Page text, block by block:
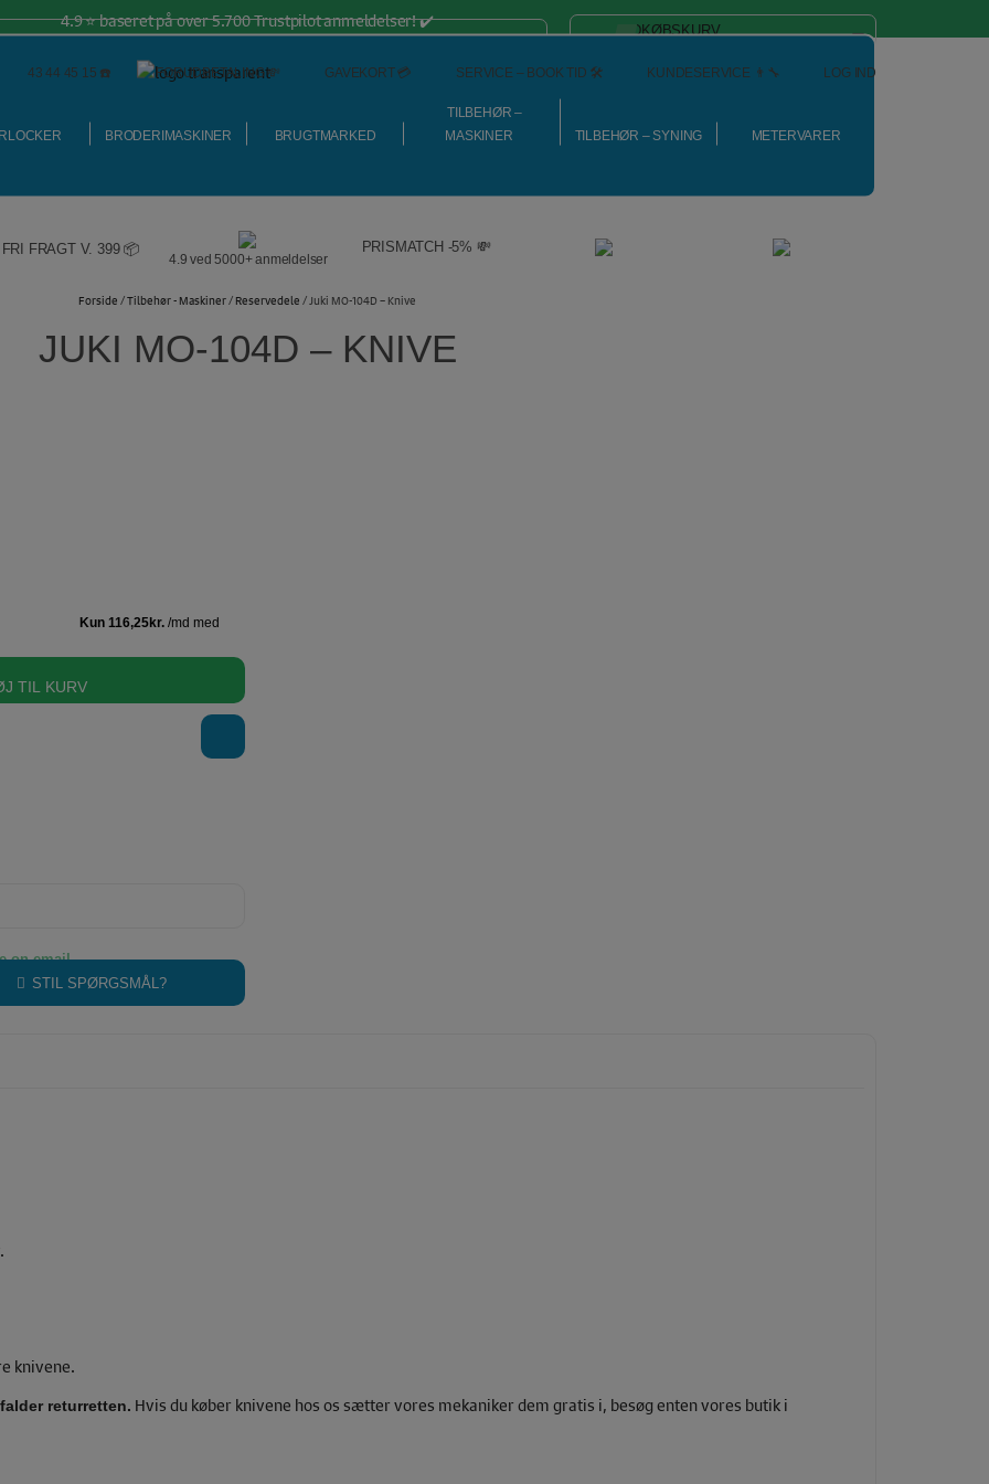
4.9 ⭐️ baseret på over 5.700 Trustpilot anmeldelser! ✔️
FRI FRAGT V. 399 📦
4.9 ved 5000+ anmeldelser
PRISMATCH -5% 💸
43 44 45 15 ☎️ FORUDBETALING 💸 GAVEKORT 💳 SERVICE – BOOK TID 🛠️ KUNDESERVICE 👨‍🔧 LOG IND
0
INDKØBSKURV
BRODERIMASKINER BRUGTMARKED
TILBEHØR –
MASKINER
TILBEHØR – SYNING METERVARER
Forside /Tilbehør - Maskiner/ Reservedele / Juki MO-104D – Knive
JUKI MO-104D – KNIVE
TIL KURV
STIL SPØRGSMÅL?
knivene.
returretten. Hvis du køber knivene hos os sætter vores mekaniker dem gratis i, besøg enten vores butik i